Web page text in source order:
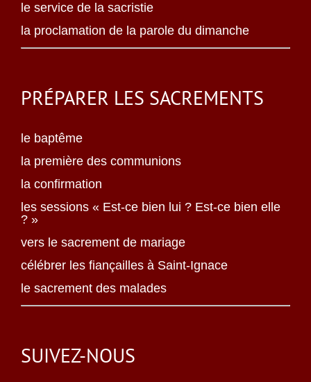
le service de la sacristie
la proclamation de la parole du dimanche
PRÉPARER LES SACREMENTS
le baptême
la première des communions
la confirmation
les sessions « Est-ce bien lui ? Est-ce bien elle
? »
vers le sacrement de mariage
célébrer les fiançailles à Saint-Ignace
le sacrement des malades
SUIVEZ-NOUS